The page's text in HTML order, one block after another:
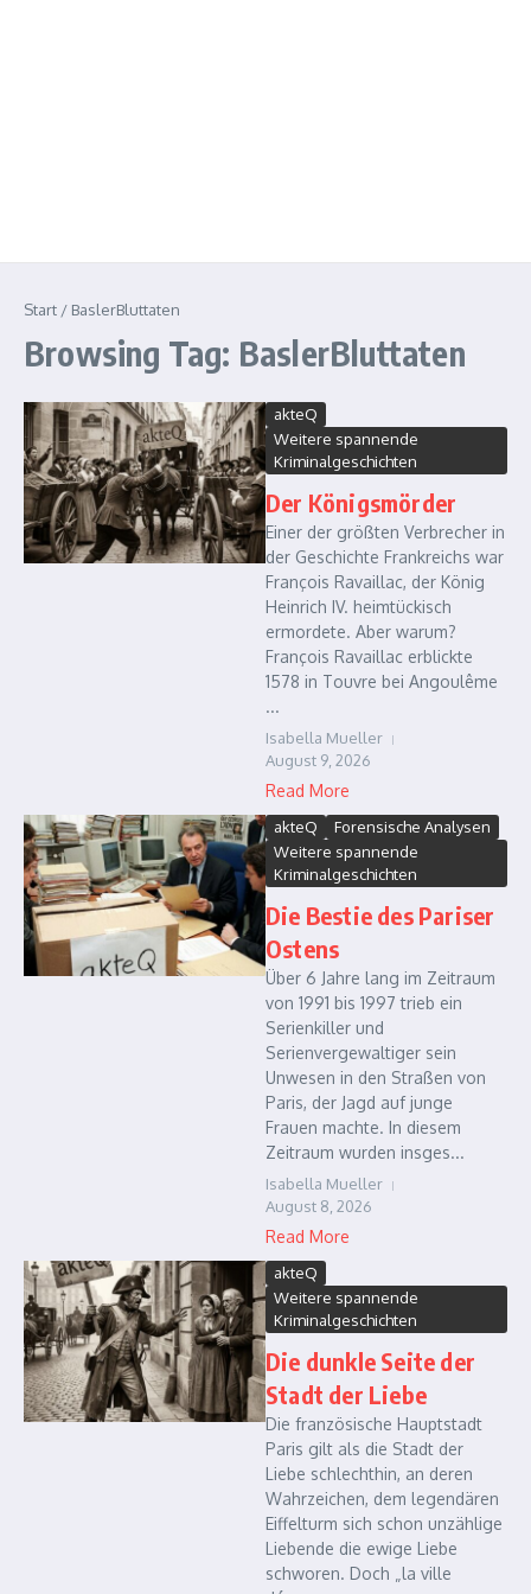
Start / BaslerBluttaten
Browsing Tag: BaslerBluttaten
akteQ
Weitere spannende
Kriminalgeschichten
Der Königsmörder
Einer der größten Verbrecher in
der Geschichte Frankreichs war
François Ravaillac, der König
Heinrich IV. heimtückisch
ermordete. Aber warum?
François Ravaillac erblickte
1578 in Touvre bei Angoulême
...
Isabella Mueller
August 9, 2026
Read More
akteQ
Forensische Analysen
Weitere spannende
Kriminalgeschichten
Die Bestie des Pariser
Ostens
Über 6 Jahre lang im Zeitraum
von 1991 bis 1997 trieb ein
Serienkiller und
Serienvergewaltiger sein
Unwesen in den Straßen von
Paris, der Jagd auf junge
Frauen machte. In diesem
Zeitraum wurden insges...
Isabella Mueller
August 8, 2026
Read More
akteQ
Weitere spannende
Kriminalgeschichten
Die dunkle Seite der
Stadt der Liebe
Die französische Hauptstadt
Paris gilt als die Stadt der
Liebe schlechthin, an deren
Wahrzeichen, dem legendären
Eiffelturm sich schon unzählige
Liebende die ewige Liebe
schworen. Doch „la ville